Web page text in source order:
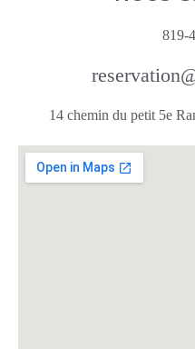
819-
14 chemin du petit 5e